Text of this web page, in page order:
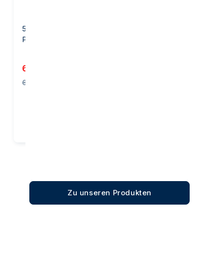
50 Gramm Goldbarren -
PAMP Suisse
6.087,84 €
6.121,15 €
Zu unseren Produkten